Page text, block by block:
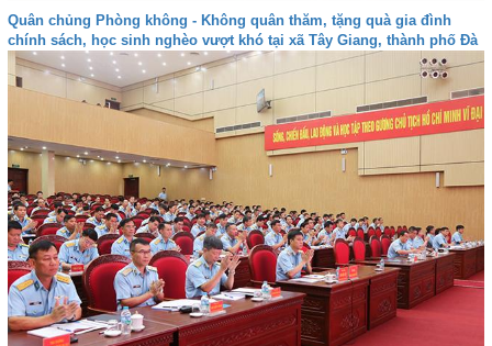
Quân chủng Phòng không - Không quân thăm, tặng quà gia đình
chính sách, học sinh nghèo vượt khó tại xã Tây Giang, thành phố Đà
nẵng